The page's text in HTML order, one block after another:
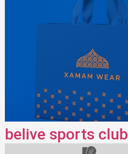
belive sports club